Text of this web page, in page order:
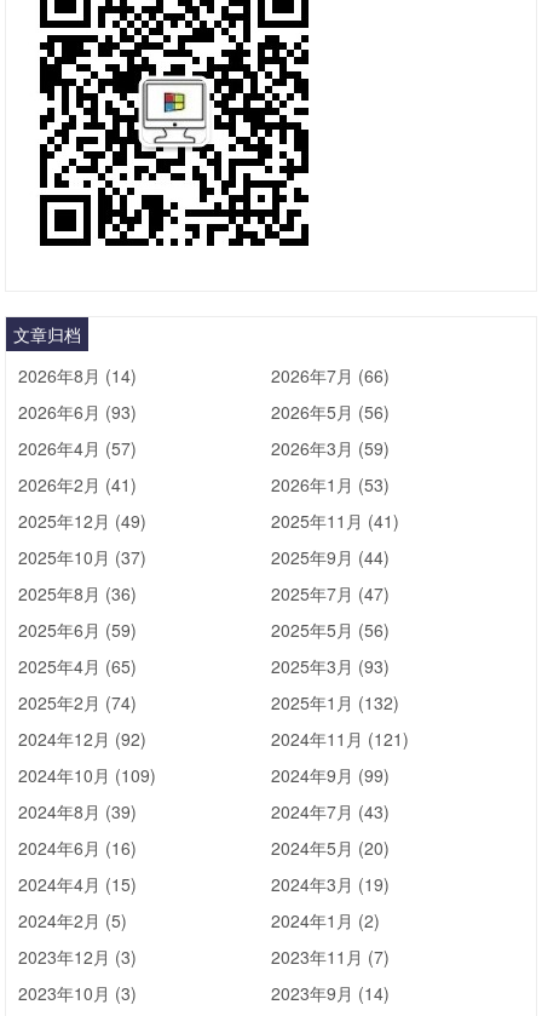
文章归档
2026年8月 (14)
2026年7月 (66)
2026年6月 (93)
2026年5月 (56)
2026年4月 (57)
2026年3月 (59)
2026年2月 (41)
2026年1月 (53)
2025年12月 (49)
2025年11月 (41)
2025年10月 (37)
2025年9月 (44)
2025年8月 (36)
2025年7月 (47)
2025年6月 (59)
2025年5月 (56)
2025年4月 (65)
2025年3月 (93)
2025年2月 (74)
2025年1月 (132)
2024年12月 (92)
2024年11月 (121)
2024年10月 (109)
2024年9月 (99)
2024年8月 (39)
2024年7月 (43)
2024年6月 (16)
2024年5月 (20)
2024年4月 (15)
2024年3月 (19)
2024年2月 (5)
2024年1月 (2)
2023年12月 (3)
2023年11月 (7)
2023年10月 (3)
2023年9月 (14)